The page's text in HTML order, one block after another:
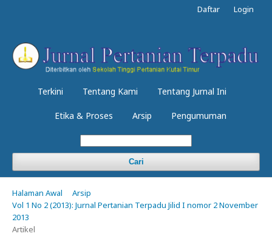
Terkini Tentang Kami Tentang Jurnal Ini
Etika & Proses Arsip Pengumuman
Cari
Daftar Login
Halaman Awal
Arsip
Vol 1 No 2 (2013): Jurnal Pertanian Terpadu Jilid I nomor 2 November
2013
Artikel